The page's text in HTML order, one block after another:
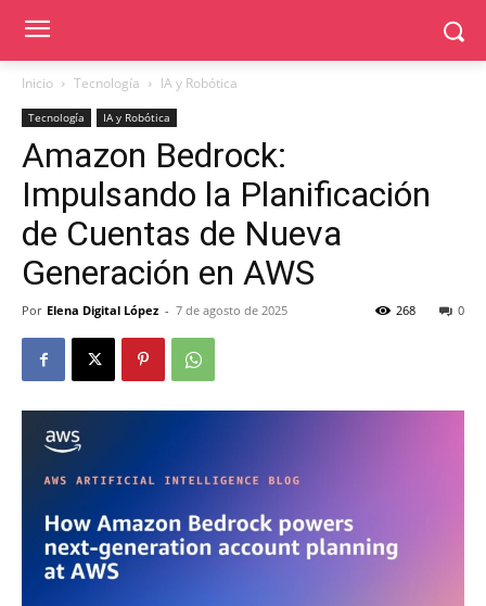
Inicio Tecnología IA y Robótica
Tecnología IA y Robótica
Amazon Bedrock:
Impulsando la Planificación
de Cuentas de Nueva
Generación en AWS
Por Elena Digital López - 7 de agosto de 2025 0
268